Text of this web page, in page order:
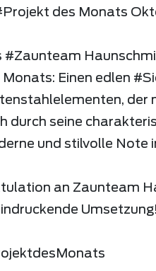
des Monats
#Zaunteam
Monats: Einen edlen
der
durch seine
und stilvolle Note
an Zaunteam
Umsetzung!